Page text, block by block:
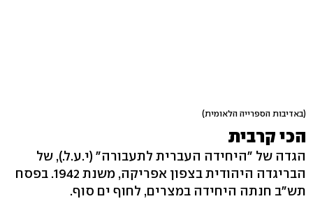
(באדיבות הספרייה הלאומית)
הכי קרבית
הגדה של "היחידה העברית לתעבורה" (י.ע.ל.), של
הבריגדה היהודית בצפון אפריקה, משנת 1942. בפסח
תש"ב חנתה היחידה במצרים, לחוף ים סוף.